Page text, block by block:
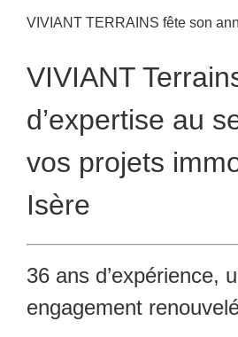
VIVIANT TERRAINS fête son
VIVIANT
d’expertise au
vos projets
Isère
36 ans d’expérience,
engagement